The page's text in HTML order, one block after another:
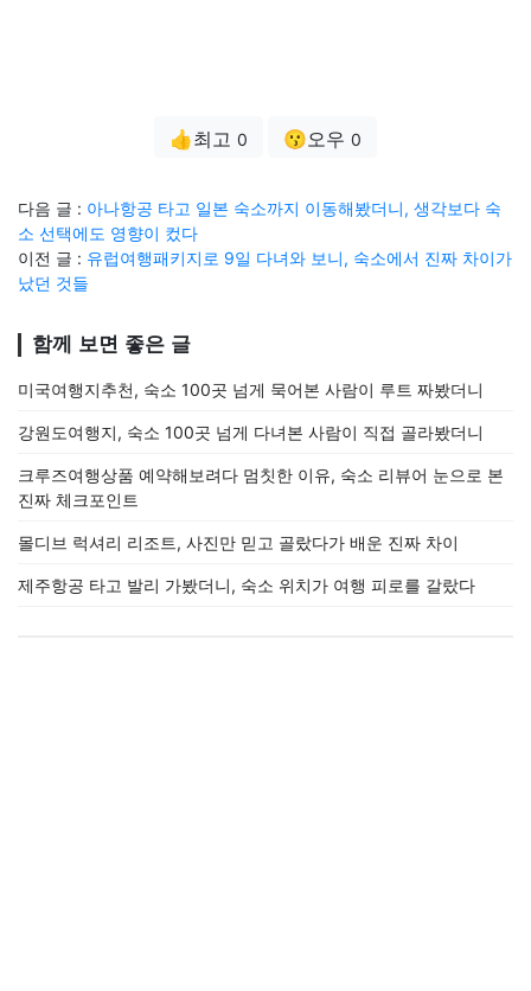
👍최고 0 😗오우 0
다음 글 : 아나항공 타고 일본 숙소까지 이동해봤더니, 생각보다 숙
소 선택에도 영향이 컸다
이전 글 : 유럽여행패키지로 9일 다녀와 보니, 숙소에서 진짜 차이가
났던 것들
함께 보면 좋은 글
미국여행지추천, 숙소 100곳 넘게 묵어본 사람이 루트 짜봤더니
강원도여행지, 숙소 100곳 넘게 다녀본 사람이 직접 골라봤더니
크루즈여행상품 예약해보려다 멈칫한 이유, 숙소 리뷰어 눈으로 본
진짜 체크포인트
몰디브 럭셔리 리조트, 사진만 믿고 골랐다가 배운 진짜 차이
제주항공 타고 발리 가봤더니, 숙소 위치가 여행 피로를 갈랐다